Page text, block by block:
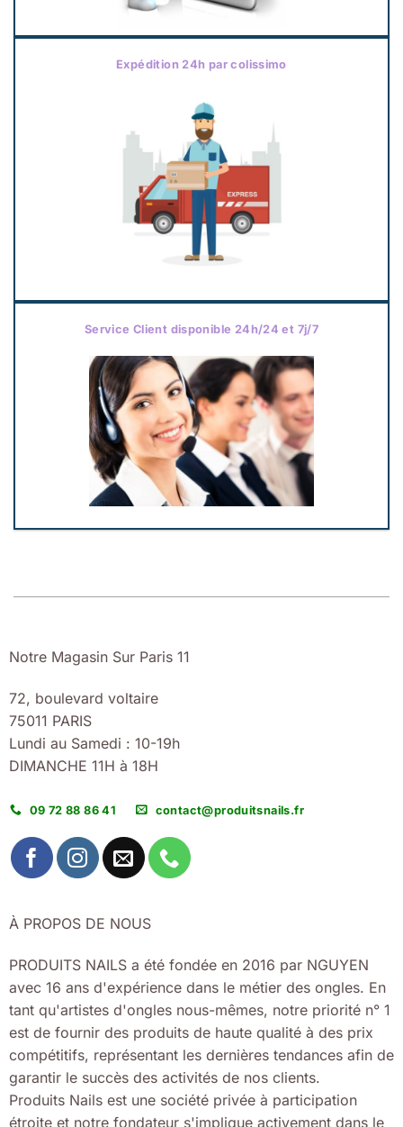
Expédition 24h par colissimo
Service Client disponible 24h/24 et 7j/7
Notre Magasin Sur Paris 11
72, boulevard voltaire
75011 PARIS
Lundi au Samedi : 10-19h
DIMANCHE 11H à 18H
09 72 88 86 41 contact@produitsnails.fr
À PROPOS DE NOUS
PRODUITS NAILS a été fondée en 2016 par NGUYEN
avec 16 ans d'expérience dans le métier des ongles. En
tant qu'artistes d'ongles nous-mêmes, notre priorité n° 1
est de fournir des produits de haute qualité à des prix
compétitifs, représentant les dernières tendances afin de
garantir le succès des activités de nos clients.
Produits Nails est une société privée à participation
étroite et notre fondateur s'implique activement dans le